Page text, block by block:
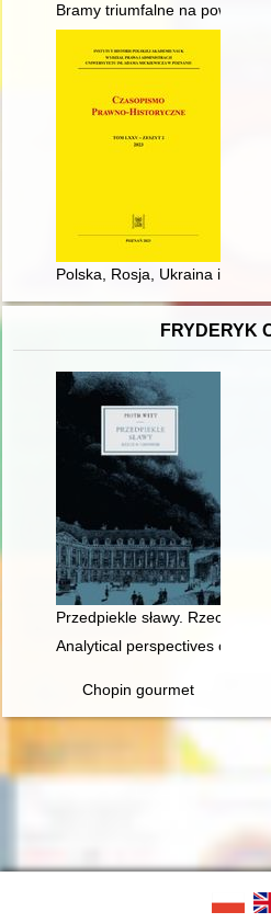
Bramy triumfalne na
Polska, Rosja, Ukraina i Litwa
FRYDERYK
Przedpiekle sławy. Rzecz o
Analytical perspectives on the
Chopin gourmet